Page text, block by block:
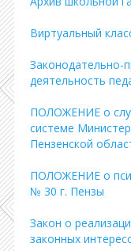
Виртуальный
Законодательно-
деятельность
ПОЛОЖЕНИЕ о
системе
Пензенской
ПОЛОЖЕНИЕ о
№ 30 г. Пензы
Закон о
законных